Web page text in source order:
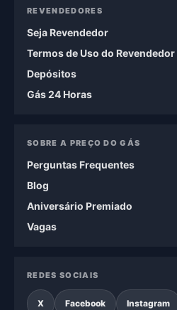
REVENDEDORES
Seja Revendedor
Termos de Uso do Revendedor
Depósitos
Gás 24 Horas
SOBRE A PREÇO DO GÁS
Perguntas Frequentes
Blog
Aniversário Premiado
Vagas
REDES SOCIAIS
X Facebook Instagram